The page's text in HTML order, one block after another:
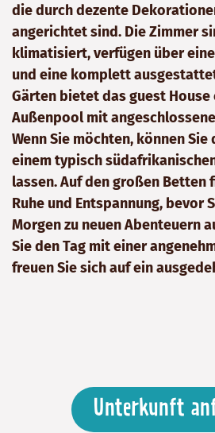
die durch dezente
angerichtet sind. Die Zimmer
klimatisiert, verfügen über
und eine komplett
Gärten bietet das guest House
Außenpool mit
Wenn Sie möchten, können Sie
einem typisch
lassen. Auf den großen Betten
Ruhe und Entspannung, bevor
Morgen zu neuen Abenteuern
Sie den Tag mit einer
freuen Sie sich auf ein
Unterkunft